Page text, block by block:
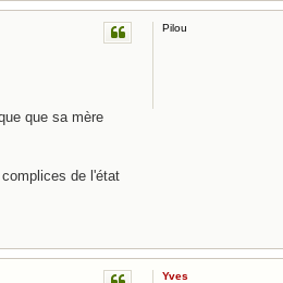
Pilou
que sa mère
de l'état
Yves